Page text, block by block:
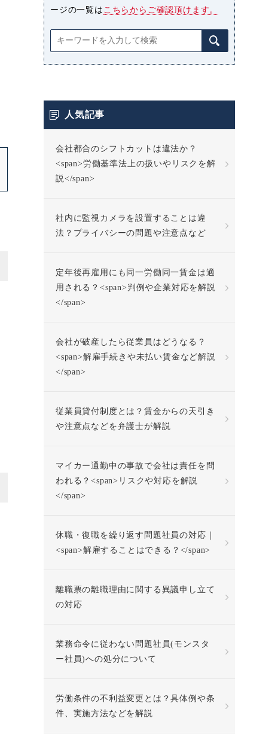
ージの一覧は こちらからご確認頂けます。
人気記事
会社都合のシフトカットは違法か？
<span>労働基準法上の扱いやリスクを解
説</span>
社内に監視カメラを設置することは違
法？プライバシーの問題や注意点など
定年後再雇用にも同一労働同一賃金は適
用される？<span>判例や企業対応を解説
</span>
会社が破産したら従業員はどうなる？
<span>解雇手続きや未払い賃金など解説
</span>
従業員貸付制度とは？賃金からの天引き
や注意点などを弁護士が解説
マイカー通勤中の事故で会社は責任を問
われる？<span>リスクや対応を解説
</span>
休職・復職を繰り返す問題社員の対応｜
<span>解雇することはできる？</span>
離職票の離職理由に関する異議申し立て
の対応
業務命令に従わない問題社員(モンスタ
ー社員)への処分について
労働条件の不利益変更とは？具体例や条
件、実施方法などを解説